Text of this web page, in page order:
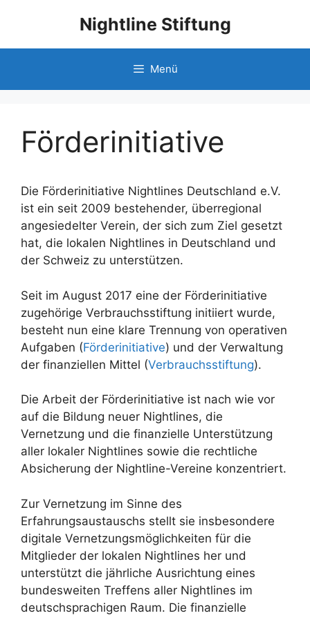
Nightline Stiftung
Menü
Förderinitiative
Die Förderinitiative Nightlines Deutschland e.V.
ist ein seit 2009 bestehender, überregional
angesiedelter Verein, der sich zum Ziel gesetzt
hat, die lokalen Nightlines in Deutschland und
der Schweiz zu unterstützen.
Seit im August 2017 eine der Förderinitiative
zugehörige Verbrauchsstiftung initiiert wurde,
besteht nun eine klare Trennung von operativen
Aufgaben (Förderinitiative) und der Verwaltung
der finanziellen Mittel (Verbrauchsstiftung).
Die Arbeit der Förderinitiative ist nach wie vor
auf die Bildung neuer Nightlines, die
Vernetzung und die finanzielle Unterstützung
aller lokaler Nightlines sowie die rechtliche
Absicherung der Nightline-Vereine konzentriert.
Zur Vernetzung im Sinne des
Erfahrungsaustauschs stellt sie insbesondere
digitale Vernetzungsmöglichkeiten für die
Mitglieder der lokalen Nightlines her und
unterstützt die jährliche Ausrichtung eines
bundesweiten Treffens aller Nightlines im
deutschsprachigen Raum. Die finanzielle